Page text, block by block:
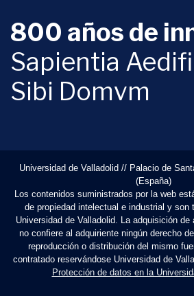
800 años de
Sapientia
Sibi Domvm
Universidad de Valladolid // Palacio de
(España)
Los contenidos suministrados por la web
de propiedad intelectual e industrial y son
Universidad de Valladolid. La adquisición
no confiere al adquiriente ningún derecho
reproducción o distribución del mismo
contratado reservándose Universidad de
Protección de datos en la